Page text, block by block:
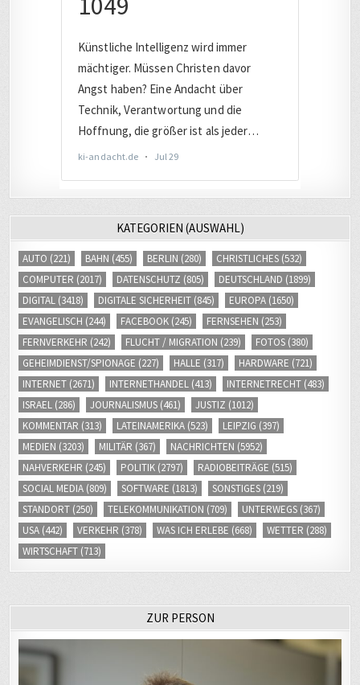
KATEGORIEN (AUSWAHL)
AUTO (221) BAHN (455) BERLIN (280) CHRISTLICHES (532)
COMPUTER (2017) DATENSCHUTZ (805) DEUTSCHLAND (1899)
DIGITAL (3418) DIGITALE SICHERHEIT (845) EUROPA (1650)
EVANGELISCH (244) FACEBOOK (245) FERNSEHEN (253)
FERNVERKEHR (242) FLUCHT / MIGRATION (239) FOTOS (380)
GEHEIMDIENST/SPIONAGE (227) HALLE (317) HARDWARE (721)
INTERNET (2671) INTERNETHANDEL (413) INTERNETRECHT (483)
ISRAEL (286) JOURNALISMUS (461) JUSTIZ (1012)
KOMMENTAR (313) LATEINAMERIKA (523) LEIPZIG (397)
MEDIEN (3203) MILITÄR (367) NACHRICHTEN (5952)
NAHVERKEHR (245) POLITIK (2797) RADIOBEITRÄGE (515)
SOCIAL MEDIA (809) SOFTWARE (1813) SONSTIGES (219)
STANDORT (250) TELEKOMMUNIKATION (709) UNTERWEGS (367)
USA (442) VERKEHR (378) WAS ICH ERLEBE (668) WETTER (288)
WIRTSCHAFT (713)
ZUR PERSON